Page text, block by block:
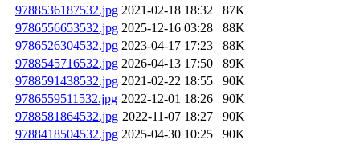
9788536187532.jpg 2021-02-18 18:32
87K
9786556653532.jpg 2025-12-16 03:28
88K
9786526304532.jpg 2023-04-17 17:23
88K
9788545716532.jpg 2026-04-13 17:50
89K
9788591438532.jpg 2021-02-22 18:55
90K
9786559511532.jpg 2022-12-01 18:26
90K
9788581864532.jpg 2022-11-07 18:27
90K
9788418504532.jpg 2025-04-30 10:25
90K